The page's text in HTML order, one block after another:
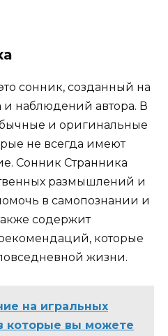
сонник, созданный на
и наблюдений автора. В
и оригинальные
не всегда имеют
Сонник Странника
размышлений и
в самопознании и
содержит
которые
жизни.
на игральных
которые вы можете